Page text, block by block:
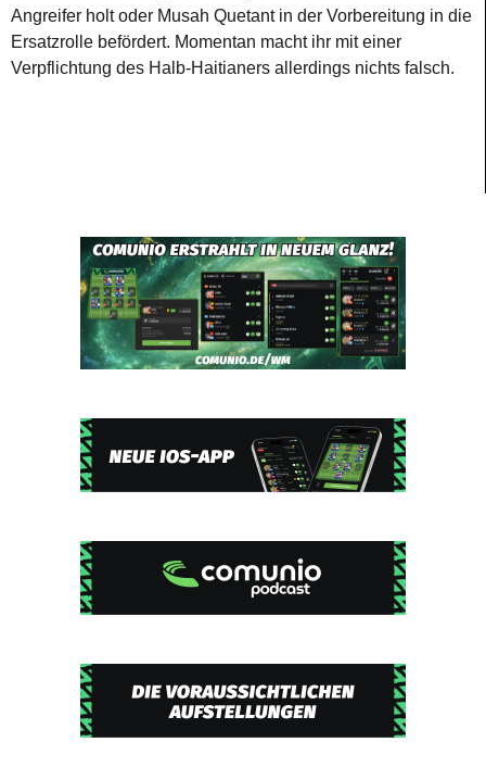
Angreifer holt oder Musah Quetant in der Vorbereitung in die
Ersatzrolle befördert. Momentan macht ihr mit einer
Verpflichtung des Halb-Haitianers allerdings nichts falsch.